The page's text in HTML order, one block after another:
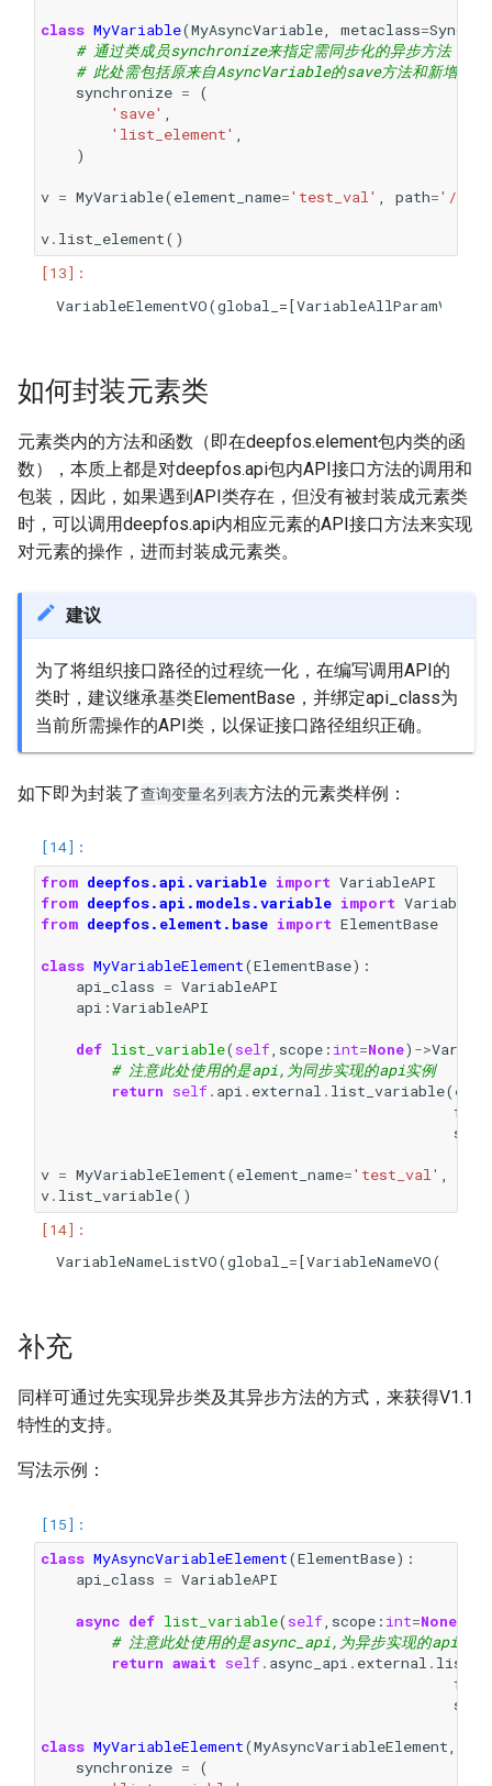
class MyVariable(MyAsyncVariable, metaclass=
# 通过类成员synchronize来指定需同步化的异步方法
# 此处需包括原来自AsyncVariable的save方法和新增
synchronize =
(
'save' ,
'list_element' ,
)
v = MyVariable(element_name='test_val' , path='/
v. list_element()
如何封装元素类
元素类内的方法和函数（即在deepfos.element包内类的函
数），本质上都是对deepfos.api包内API接口方法的调用和
包装，因此，如果遇到API类存在，但没有被封装成元素类
时，可以调用deepfos.api内相应元素的API接口方法来实现
对元素的操作，进而封装成元素类。
建议
为了将组织接口路径的过程统一化，在编写调用API的
类时，建议继承基类ElementBase，并绑定api_class为
当前所需操作的API类，以保证接口路径组织正确。
如下即为封装了查询变量名列表方法的元素类样例：
from deepfos.api.variable import VariableAPI
from deepfos.api.models.variable import
from deepfos.element.base import ElementBase
class MyVariableElement(ElementBase):
api_class = VariableAPI
api :VariableAPI
def list_variable(self, scope : int=None) ->
# 注意此处使用的是api,为同步实现的api实例
return self. api . external . list_variable(
v = MyVariableElement(element_name='test_val' ,
v. list_variable()
补充
同样可通过先实现异步类及其异步方法的方式，来获得V1.1
特性的支持。
写法示例：
class MyAsyncVariableElement(ElementBase):
api_class = VariableAPI
async def list_variable(self, scope : int=None
# 注意此处使用的是async_api,为异步实现的api实例
return await self. async_api . external .
class MyVariableElement(MyAsyncVariableElement,
synchronize =
(